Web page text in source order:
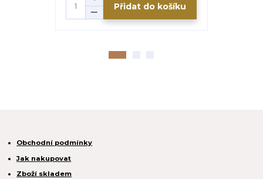
Přidat do košíku
Obchodní podmínky
Jak nakupovat
Zboží skladem